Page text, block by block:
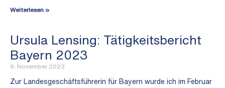
Weiterlesen »
Ursula Lensing: Tätigkeitsbericht
Bayern 2023
9. November 2023
Zur Landesgeschäftsführerin für Bayern wurde ich im Februar